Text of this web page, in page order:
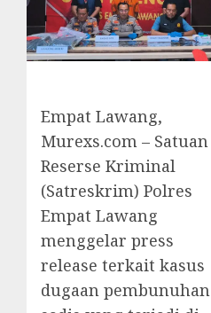
‎Empat Lawang,
Murexs.com – Satuan
Reserse Kriminal
(Satreskrim) Polres
Empat Lawang
menggelar press
release terkait kasus
dugaan pembunuhan